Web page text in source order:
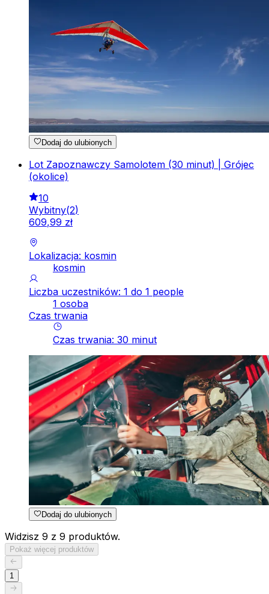
Dodaj do ulubionych
Lot Zapoznawczy Samolotem (30 minut) | Grójec
(okolice)
10
Wybitny(2)
609,99 zł
Lokalizacja: kosmin
kosmin
Liczba uczestników: 1 do 1 people
1 osoba
Czas trwania
Czas trwania: 30 minut
Dodaj do ulubionych
Widzisz 9 z 9 produktów.
Pokaż więcej produktów
1